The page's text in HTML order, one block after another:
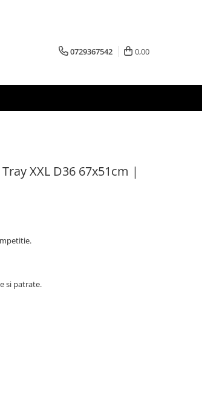
0729367542 0,00
XXL D36 67x51cm |
si patrate.